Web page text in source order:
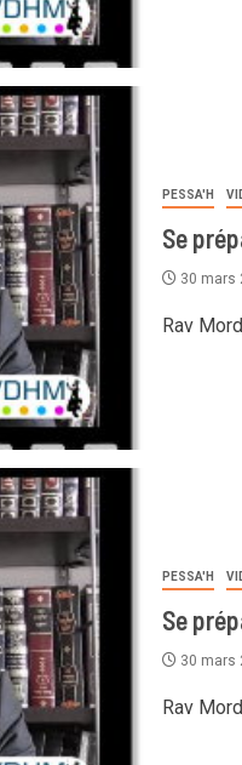
PESSA'H
Se
30 mars
Rav
PESSA'H
Se
30 mars
Rav